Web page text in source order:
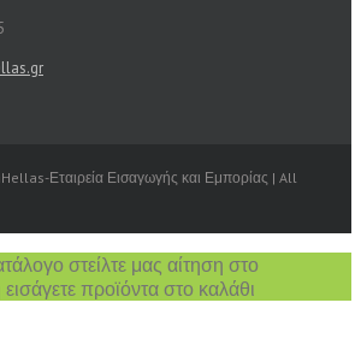
Εταιρεία Εισαγωγής και Εμπορίας | All
στείλτε μας αίτηση στο
προϊόντα στο καλάθι